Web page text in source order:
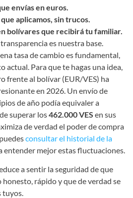
envías en euros.
aplicamos, sin trucos.
bolívares que recibirá tu familiar.
es nuestra base.
tasa de cambio es fundamental,
actual. Para que te hagas una idea,
frente al bolívar (EUR/VES) ha
en 2026. Un envío de
de año podía equivaler a
superar los462.000 VES en sus
de verdad el poder de compra
consultar el historial de la
entender mejor estas fluctuaciones.
a sentir la seguridad de que
rápido y que de verdad se
tuyos.